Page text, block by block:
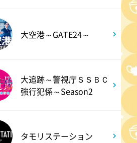
午後 3:30
なにわ男子の逆転男子 高橋恭
良しのある人とは!?
バチバチSTAR
大空港～GATE24～
大追跡～警視庁ＳＳＢＣ
強行犯係～Season2
タモリステーション